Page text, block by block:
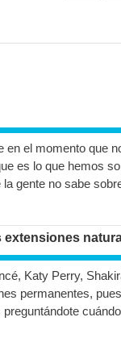
el momento que
es lo que hemos
gente no sabe
Katy Perry,
permanentes,